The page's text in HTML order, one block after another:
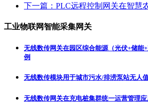
下一篇： PLC远程控制网关在智慧
工业物联网智能采集网关
无线数传网关在园区综合能源（光伏+储能
例
无线数传模块用于城市污水/排涝泵站无人
无线数传网关在充电桩集群统一运营管理